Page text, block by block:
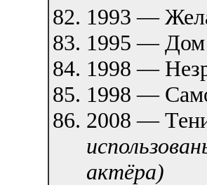
1993 —
1995 —
1998 —
1998 —
2008 —
актёра)